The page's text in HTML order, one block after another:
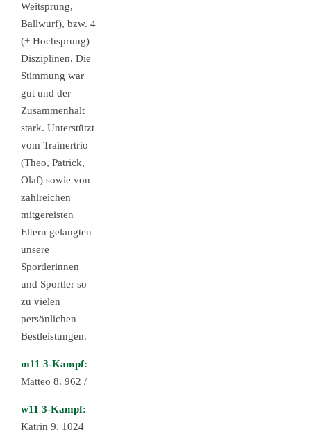
Weitsprung,
Ballwurf), bzw. 4
(+ Hochsprung)
Disziplinen. Die
Stimmung war
gut und der
Zusammenhalt
stark. Unterstützt
vom Trainertrio
(Theo, Patrick,
Olaf) sowie von
zahlreichen
mitgereisten
Eltern gelangten
unsere
Sportlerinnen
und Sportler so
zu vielen
persönlichen
Bestleistungen.
m11 3-Kampf:
Matteo 8. 962 /
w11 3-Kampf:
Katrin 9. 1024